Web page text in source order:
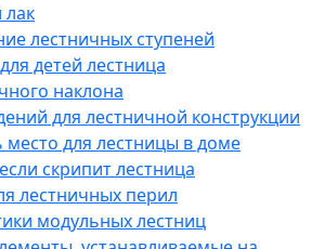
лестничных ступеней
детей лестница
наклона
для лестничной конструкции
место для лестницы в доме
скрипит лестница
лестничных перил
модульных лестниц